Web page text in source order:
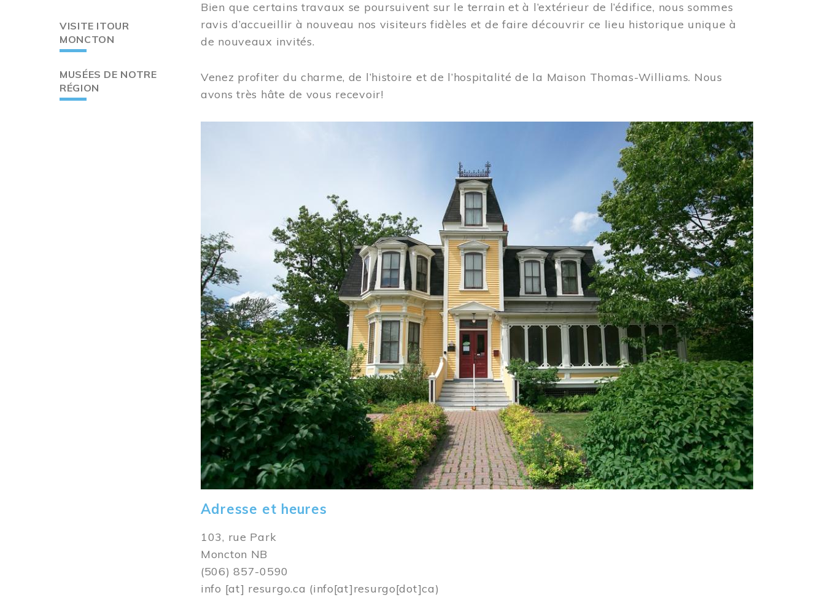
VISITE ITOUR
MONCTON
MUSÉES DE NOTRE
RÉGION
Bien que certains travaux se poursuivent sur le terrain et à l’extérieur de l’édifice, nous sommes
ravis d’accueillir à nouveau nos visiteurs fidèles et de faire découvrir ce lieu historique unique à
de nouveaux invités.
Venez profiter du charme, de l’histoire et de l’hospitalité de la Maison Thomas-Williams. Nous
avons très hâte de vous recevoir!
Adresse et heures
103, rue Park
Moncton NB
(506) 857-0590
info [at] resurgo.ca (info[at]resurgo[dot]ca)